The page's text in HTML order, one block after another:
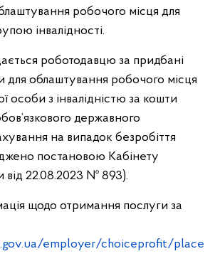
робочого місця для
інвалідності.
роботодавцю за придбані
для облаштування робочого місця
особи з інвалідністю за кошти
державного
на випадок безробіття
постановою Кабінету
від 22.08.2023 № 893).
щодо отримання послуги за
employer/choiceprofit/place